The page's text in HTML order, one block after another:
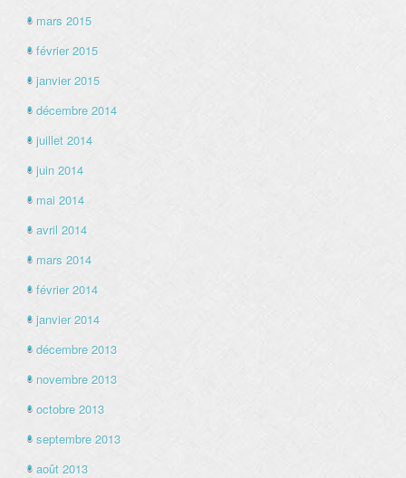
mars 2015
février 2015
janvier 2015
décembre 2014
juillet 2014
juin 2014
mai 2014
avril 2014
mars 2014
février 2014
janvier 2014
décembre 2013
novembre 2013
octobre 2013
septembre 2013
août 2013